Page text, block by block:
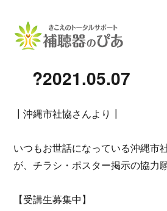
?2021.05.07
┃沖縄市社協さんより┃
いつもお世話になっている沖縄市
が、チラシ・ポスター掲示の協力
【受講生募集中】